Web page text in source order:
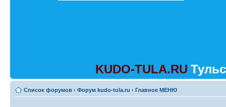
KUDO-TULA.RU
Список форумов ‹ Форум kudo-tula.ru ‹ Главное МЕНЮ